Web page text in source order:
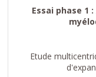
Essai phase 1
Etude